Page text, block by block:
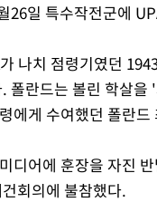
26일 특수작전군에
나치 점령기였던
폴란드는 볼린 학살
에게 수여했던 폴란드
디어에 훈장을 자진
회의에 불참했다.